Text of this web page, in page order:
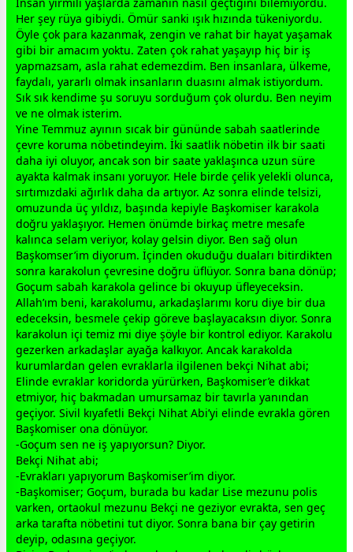
Her şey rüya gibiydi. Ömür sanki ışık hızında tükeniyordu.
Öyle çok para kazanmak, zengin ve rahat bir hayat yaşamak
gibi bir amacım yoktu. Zaten çok rahat yaşayıp hiç bir iş
yapmazsam, asla rahat edemezdim. Ben insanlara, ülkeme,
faydalı, yararlı olmak insanların duasını almak istiyordum.
Sık sık kendime şu soruyu sorduğum çok olurdu. Ben neyim
ve ne olmak isterim.
Yine Temmuz ayının sıcak bir gününde sabah saatlerinde
çevre koruma nöbetindeyim. İki saatlik nöbetin ilk bir saati
daha iyi oluyor, ancak son bir saate yaklaşınca uzun süre
ayakta kalmak insanı yoruyor. Hele birde çelik yelekli olunca,
sırtımızdaki ağırlık daha da artıyor. Az sonra elinde telsizi,
omuzunda üç yıldız, başında kepiyle Başkomiser karakola
doğru yaklaşıyor. Hemen önümde birkaç metre mesafe
kalınca selam veriyor, kolay gelsin diyor. Ben sağ olun
Başkomser’im diyorum. İçinden okuduğu duaları bitirdikten
sonra karakolun çevresine doğru üflüyor. Sonra bana dönüp;
Goçum sabah karakola gelince bi okuyup üfleyeceksin.
Allah’ım beni, karakolumu, arkadaşlarımı koru diye bir dua
edeceksin, besmele çekip göreve başlayacaksın diyor. Sonra
karakolun içi temiz mi diye şöyle bir kontrol ediyor. Karakolu
gezerken arkadaşlar ayağa kalkıyor. Ancak karakolda
kurumlardan gelen evraklarla ilgilenen bekçi Nihat abi;
Elinde evraklar koridorda yürürken, Başkomiser’e dikkat
etmiyor, hiç bakmadan umursamaz bir tavırla yanından
geçiyor. Sivil kıyafetli Bekçi Nihat Abi’yi elinde evrakla gören
Başkomiser ona dönüyor.
-Goçum sen ne iş yapıyorsun? Diyor.
Bekçi Nihat abi;
-Evrakları yapıyorum Başkomiser’im diyor.
-Başkomiser; Goçum, burada bu kadar Lise mezunu polis
varken, ortaokul mezunu Bekçi ne geziyor evrakta, sen geç
arka tarafta nöbetini tut diyor. Sonra bana bir çay getirin
deyip, odasına geçiyor.